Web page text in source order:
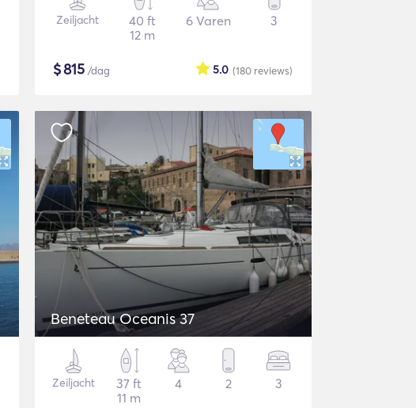
Zeiljacht
40 ft
12 m
6 Varen 3
$815 /dag (180 reviews)
5.0
Beneteau Oceanis 37
Zeiljacht
37 ft
11 m
4 2 3